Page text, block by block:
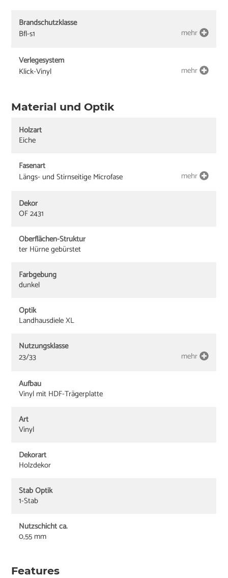
Brandschutzklasse
Bfl-s1
mehr
Verlegesystem
Klick-Vinyl
mehr
Material und Optik
Holzart
Eiche
Fasenart
Längs- und Stirnseitige Microfase
mehr
Dekor
OF 2431
Oberflächen-Struktur
ter Hürne gebürstet
Farbgebung
dunkel
Optik
Landhausdiele XL
Nutzungsklasse
23/33
mehr
Aufbau
Vinyl mit HDF-Trägerplatte
Art
Vinyl
Dekorart
Holzdekor
Stab Optik
1-Stab
Nutzschicht ca.
0,55 mm
Features